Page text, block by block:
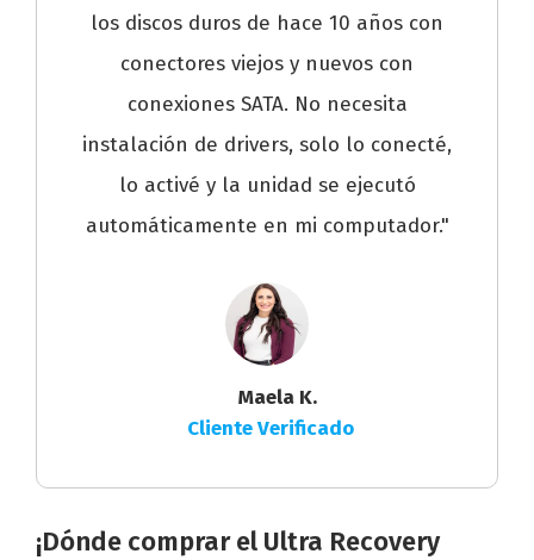
los discos duros de hace 10 años con
conectores viejos y nuevos con
conexiones SATA. No necesita
instalación de drivers, solo lo conecté,
lo activé y la unidad se ejecutó
automáticamente en mi computador."
Maela K.
Cliente Verificado
¡Dónde comprar el Ultra Recovery